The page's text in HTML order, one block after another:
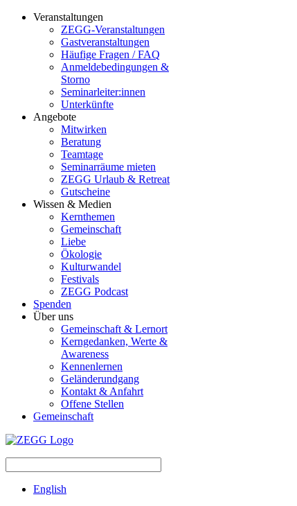
Veranstaltungen
ZEGG-Veranstaltungen
Gastveranstaltungen
Häufige Fragen / FAQ
Anmeldebedingungen &
Storno
Seminarleiter:innen
Unterkünfte
Angebote
Mitwirken
Beratung
Teamtage
Seminarräume mieten
ZEGG Urlaub & Retreat
Gutscheine
Wissen & Medien
Kernthemen
Gemeinschaft
Liebe
Ökologie
Kulturwandel
Festivals
ZEGG Podcast
Spenden
Über uns
Gemeinschaft & Lernort
Kerngedanken, Werte &
Awareness
Kennenlernen
Geländerundgang
Kontakt & Anfahrt
Offene Stellen
Gemeinschaft
English